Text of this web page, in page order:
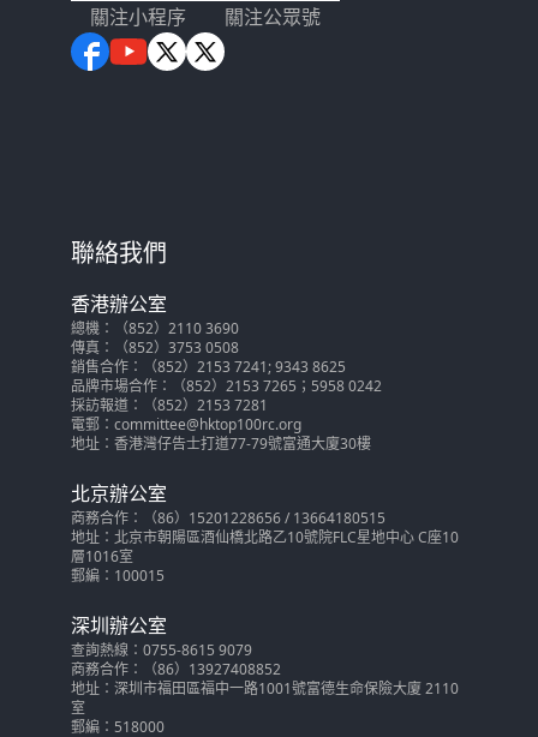
關注小程序 關注公眾號
聯絡我們
香港辦公室
總機：（852）2110 3690
傳真：（852）3753 0508
銷售合作：（852）2153 7241; 9343 8625
品牌市場合作：（852）2153 7265；5958 0242
採訪報道：（852）2153 7281
電郵：committee@hktop100rc.org
地址：香港灣仔告士打道77-79號富通大廈30樓
北京辦公室
商務合作：（86）15201228656 / 13664180515
地址：北京市朝陽區酒仙橋北路乙10號院FLC星地中心 C座10
層1016室
郵編：100015
深圳辦公室
查詢熱線：0755-8615 9079
商務合作：（86）13927408852
地址：深圳市福田區福中一路1001號富德生命保險大廈 2110
室
郵編：518000